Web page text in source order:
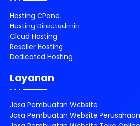
Hosting CPanel
Hosting Directadmin
Cloud Hosting
Reseller Hosting
Dedicated Hosting
Layanan
Jasa Pembuatan Website
Jasa Pembuatan Website Perusahaan